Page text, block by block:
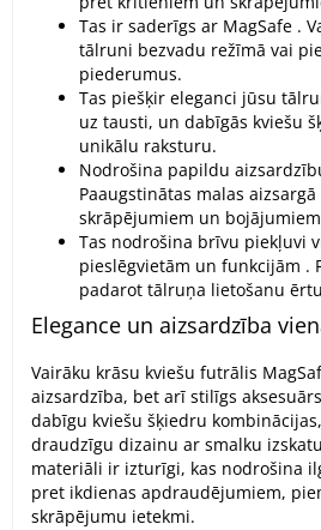
Tas ir saderīgs ar MagSafe .
tālruni bezvadu režīmā vai
piederumus.
Tas piešķir eleganci jūsu
uz tausti, un dabīgās kviešu
unikālu raksturu.
Nodrošina papildu
Paaugstinātas malas
skrāpējumiem un
Tas nodrošina brīvu piekļuvi
pieslēgvietām un funkcijām .
padarot tālruņa lietošanu
Elegance un aizsardzība
Vairāku krāsu kviešu futrālis
aizsardzība, bet arī stilīgs
dabīgu kviešu šķiedru
draudzīgu dizainu ar smalku
materiāli ir izturīgi, kas nodrošina
pret ikdienas apdraudējumiem,
skrāpējumu ietekmi.